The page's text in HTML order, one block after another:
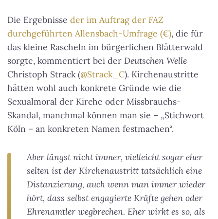
Die Ergebnisse der im Auftrag der FAZ
durchgeführten Allensbach-Umfrage (€), die für
das kleine Rascheln im bürgerlichen Blätterwald
sorgte, kommentiert bei der Deutschen Welle
Christoph Strack (@Strack_C). Kirchenaustritte
hätten wohl auch konkrete Gründe wie die
Sexualmoral der Kirche oder Missbrauchs-
Skandal, manchmal können man sie – „Stichwort
Köln – an konkreten Namen festmachen“.
Aber längst nicht immer, vielleicht sogar eher
selten ist der Kirchenaustritt tatsächlich eine
Distanzierung, auch wenn man immer wieder
hört, dass selbst engagierte Kräfte gehen oder
Ehrenamtler wegbrechen. Eher wirkt es so, als